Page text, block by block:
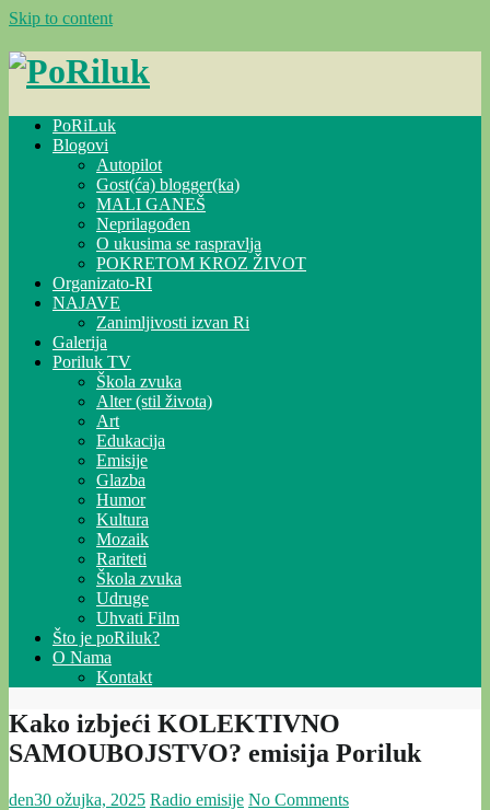
Skip to content
PoRiLuk
Blogovi
Autopilot
Gost(ća) blogger(ka)
MALI GANEŠ
Neprilagođen
O ukusima se raspravlja
POKRETOM KROZ ŽIVOT
Organizato-RI
NAJAVE
Zanimljivosti izvan Ri
Galerija
Poriluk TV
Škola zvuka
Alter (stil života)
Art
Edukacija
Emisije
Glazba
Humor
Kultura
Mozaik
Rariteti
Škola zvuka
Udruge
Uhvati Film
Što je poRiluk?
O Nama
Kontakt
Kako izbjeći KOLEKTIVNO
SAMOUBOJSTVO? emisija Poriluk
den30 ožujka, 2025 Radio emisije No Comments